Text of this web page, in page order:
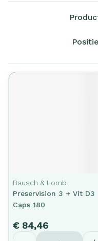
Sorteer
Bausch & Lomb
Preservision 3 + Vit D3
Caps 180
€ 84,46
Aantal